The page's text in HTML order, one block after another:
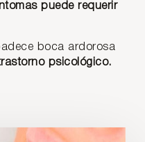
puede requerir
boca ardorosa
psicológico.